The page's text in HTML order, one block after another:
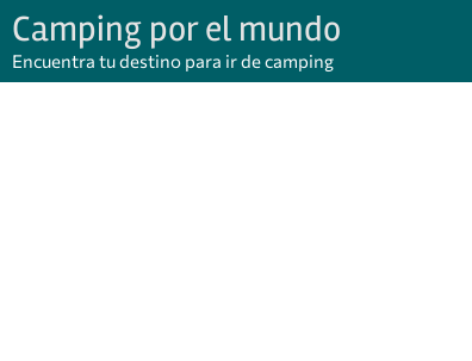
Camping por el mundo
Encuentra tu destino para ir de camping